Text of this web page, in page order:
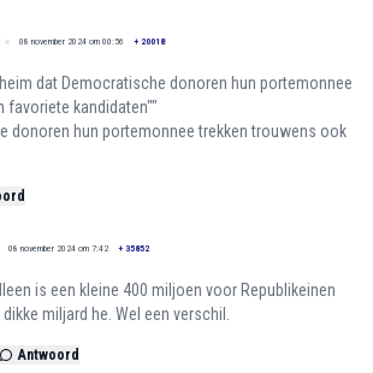
08 november 2024 om 00:56 + 20018
dat Democratische donoren hun portemonnee
favoriete kandidaten""
donoren hun portemonnee trekken trouwens ook
08 november 2024 om 7:42 + 35852
is een kleine 400 miljoen voor Republikeinen
miljard he. Wel een verschil.
Antwoord